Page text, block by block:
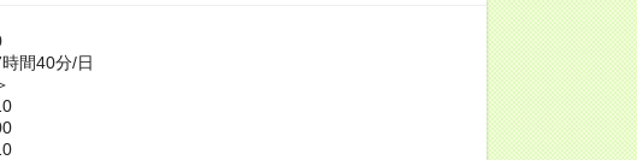
間40分/日